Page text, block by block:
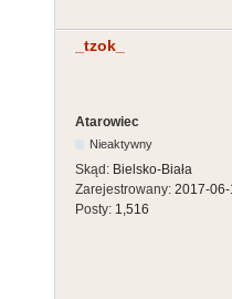
_tzok_
Atarowiec
Nieaktywny
Skąd: Bielsko-Biała
Zarejestrowany: 2017-06-
Posty: 1,516